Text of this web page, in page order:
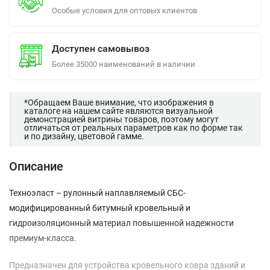
Особые условия для оптовых клиентов
Доступен самовывоз
Более 35000 наименований в наличии
*Обращаем Ваше внимание, что изображения в
каталоге на нашем сайте являются визуальной
демонстрацией витрины товаров, поэтому могут
отличаться от реальных параметров как по форме так
и по дизайну, цветовой гамме.
Описание
Техноэласт – рулонный наплавляемый СБС-
модифицированный битумный кровельный и
гидроизоляционный материал повышенной надежности
премиум-класса.
Предназначен для устройства кровельного ковра зданий и